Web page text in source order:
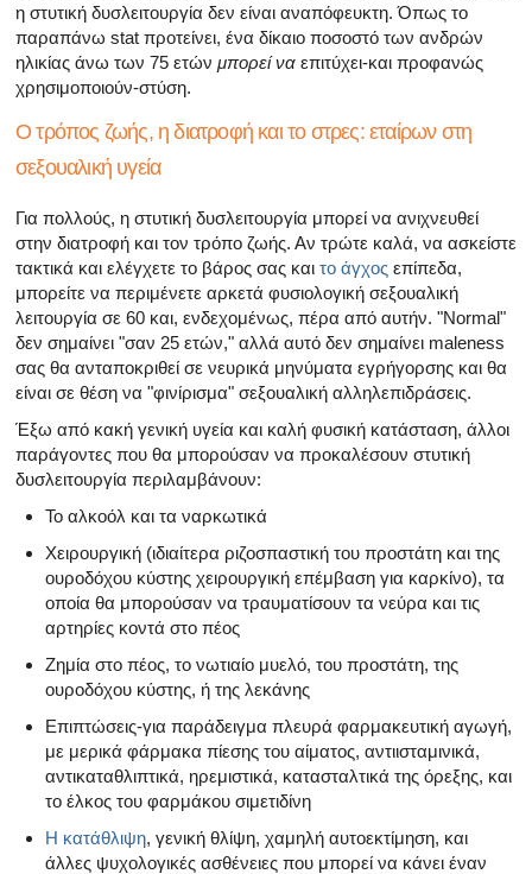
η στυτική δυσλειτουργία δεν είναι αναπόφευκτη. Όπως το
παραπάνω stat προτείνει, ένα δίκαιο ποσοστό των ανδρών
ηλικίας άνω των 75 ετών μπορεί να επιτύχει-και προφανώς
χρησιμοποιούν-στύση.
Ο τρόπος ζωής, η διατροφή και το στρες: εταίρων στη
σεξουαλική υγεία
Για πολλούς, η στυτική δυσλειτουργία μπορεί να ανιχνευθεί
στην διατροφή και τον τρόπο ζωής. Αν τρώτε καλά, να ασκείστε
τακτικά και ελέγχετε το βάρος σας και το άγχος επίπεδα,
μπορείτε να περιμένετε αρκετά φυσιολογική σεξουαλική
λειτουργία σε 60 και, ενδεχομένως, πέρα από αυτήν. "Normal"
δεν σημαίνει "σαν 25 ετών," αλλά αυτό δεν σημαίνει maleness
σας θα ανταποκριθεί σε νευρικά μηνύματα εγρήγορσης και θα
είναι σε θέση να "φινίρισμα" σεξουαλική αλληλεπιδράσεις.
Έξω από κακή γενική υγεία και καλή φυσική κατάσταση, άλλοι
παράγοντες που θα μπορούσαν να προκαλέσουν στυτική
δυσλειτουργία περιλαμβάνουν:
Το αλκοόλ και τα ναρκωτικά
Χειρουργική (ιδιαίτερα ριζοσπαστική του προστάτη και της
ουροδόχου κύστης χειρουργική επέμβαση για καρκίνο), τα
οποία θα μπορούσαν να τραυματίσουν τα νεύρα και τις
αρτηρίες κοντά στο πέος
Ζημία στο πέος, το νωτιαίο μυελό, του προστάτη, της
ουροδόχου κύστης, ή της λεκάνης
Επιπτώσεις-για παράδειγμα πλευρά φαρμακευτική αγωγή,
με μερικά φάρμακα πίεσης του αίματος, αντιισταμινικά,
αντικαταθλιπτικά, ηρεμιστικά, κατασταλτικά της όρεξης, και
το έλκος του φαρμάκου σιμετιδίνη
Η κατάθλιψη, γενική θλίψη, χαμηλή αυτοεκτίμηση, και
άλλες ψυχολογικές ασθένειες που μπορεί να κάνει έναν